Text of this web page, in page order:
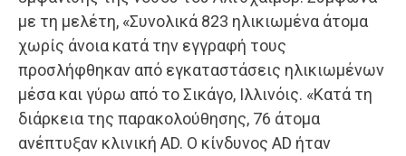
με τη μελέτη, «Συνολικά 823 ηλικιωμένα άτομα
χωρίς άνοια κατά την εγγραφή τους
προσλήφθηκαν από εγκαταστάσεις ηλικιωμένων
μέσα και γύρω από το Σικάγο, Ιλλινόις. «Κατά τη
διάρκεια της παρακολούθησης, 76 άτομα
ανέπτυξαν κλινική AD. Ο κίνδυνος AD ήταν